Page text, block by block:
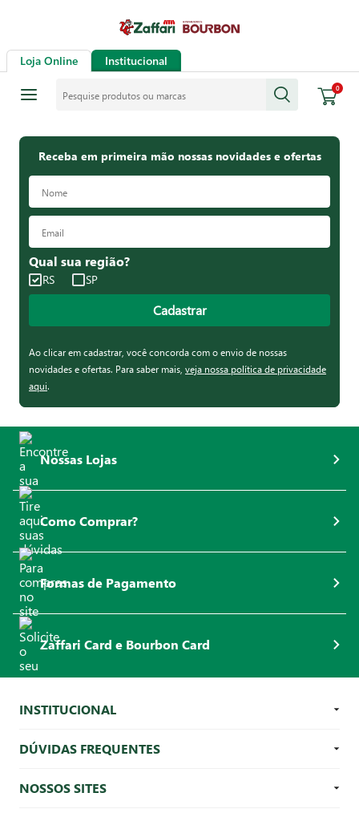
Loja Online Institucional
0
Receba em primeira mão nossas novidades e ofertas
Qual sua região?
RS SP
Cadastrar
Ao clicar em cadastrar, você concorda com o envio de nossas
novidades e ofertas. Para saber mais, veja nossa política de privacidade
aqui.
Nossas Lojas
Como Comprar?
Formas de Pagamento
Zaffari Card e Bourbon Card
INSTITUCIONAL
DÚVIDAS FREQUENTES
NOSSOS SITES